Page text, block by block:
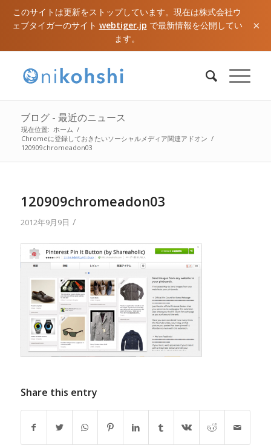
このサイトは更新をストップしています。現在は株式会社ウ
ェブタイガーのサイト webtiger.jp で最新情報を公開してい
ます。
×
ブログ - 最近のニュース
現在位置: ホーム /
Chromeに登録しておきたいソーシャルメディア関連アドオン /
120909chromeadon03
120909chromeadon03
2012年9月9日 /
Share this entry